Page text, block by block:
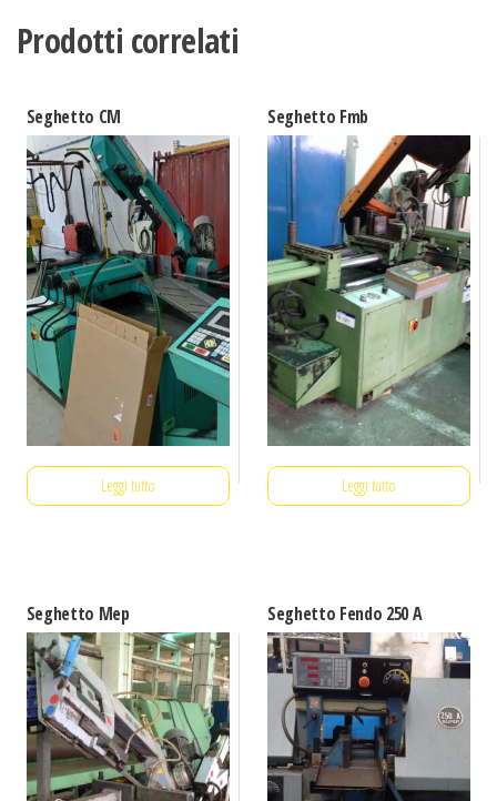
Prodotti correlati
Seghetto CM
Leggi tutto
Seghetto Fmb
Leggi tutto
Seghetto Mep Seghetto Fendo 250 A